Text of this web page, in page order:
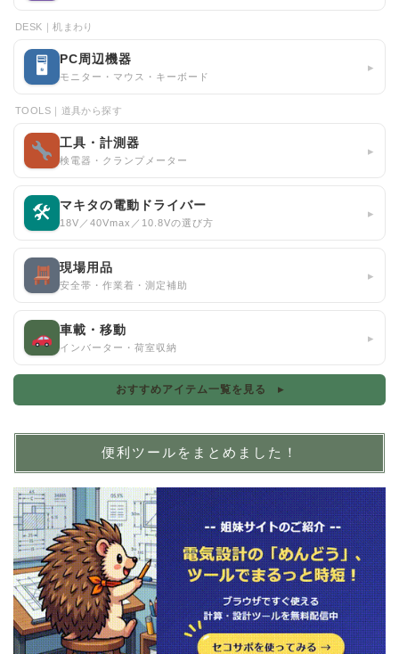
DESK｜机まわり
🖥 PC周辺機器
モニター・マウス・キーボード
▸
TOOLS｜道具から探す
工具・計測器
検電器・クランプメーター
▸
🛠 マキタの電動ドライバー
18V／40Vmax／10.8Vの選び方
▸
現場用品
安全帯・作業着・測定補助
▸
車載・移動
インバーター・荷室収納
▸
おすすめアイテム一覧を見る ▸
便利ツールをまとめました！